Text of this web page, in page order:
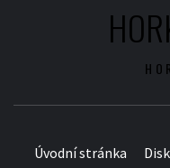
Úvodní stránka